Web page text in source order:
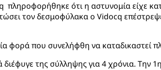
ότι η αστυνομία είχε
τον δεσμοφύλακα ο Vidocq
φορά που συνελήφθη να καταδικαστεί
της σύλληψης για 4 χρόνια. Την